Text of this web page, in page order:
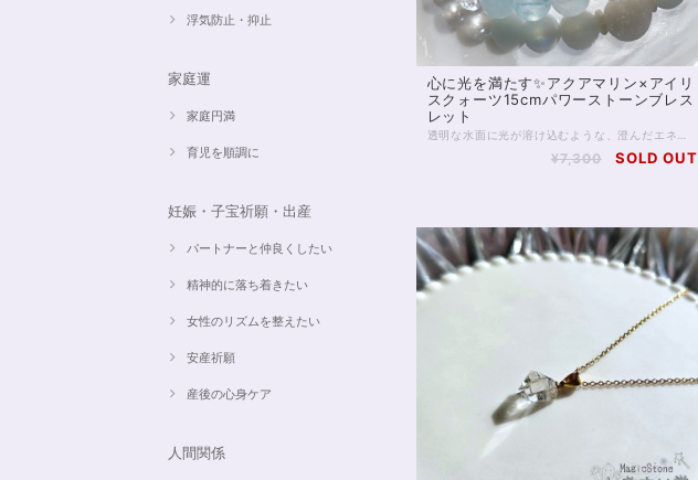
浮気防止・抑止
家庭運
家庭円満
育児を順調に
妊娠・子宝祈願・出産
パートナーと仲良くしたい
精神的に落ち着きたい
女性のリズムを整えたい
安産祈願
産後の心身ケア
人間関係
心に光を満たす✨アクアマリン×アイリ
スクォーツ15cmパワーストーンブレス
レット
¥7,300 SOLD OUT